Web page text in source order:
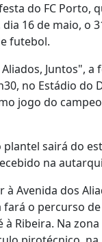
do FC Porto,
16 de maio, o
futebol.
Juntos", a
no Estádio do
jogo do
plantel sairá do
na
à Avenida dos
fará o percurso
à Ribeira. Na